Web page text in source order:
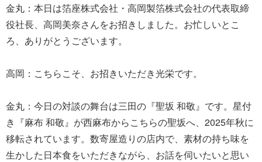
金丸：本日は箔座株式会社・高岡製箔株式会社の代表取締
役社長、高岡美奈さんをお招きしました。お忙しいとこ
ろ、ありがとうございます。
高岡：こちらこそ、お招きいただき光栄です。
金丸：今日の対談の舞台は三田の『聖坂 和敬』です。星付
き『麻布 和敬』が西麻布からこちらの聖坂へ、2025年秋に
移転されています。数寄屋造りの店内で、素材の持ち味を
生かした日本食をいただきながら、お話を伺いたいと思い